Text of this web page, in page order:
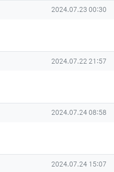
작성일
2024.07.23 00:30
작성일
2024.07.22 21:57
작성일
2024.07.24 08:58
작성일
2024.07.24 15:07